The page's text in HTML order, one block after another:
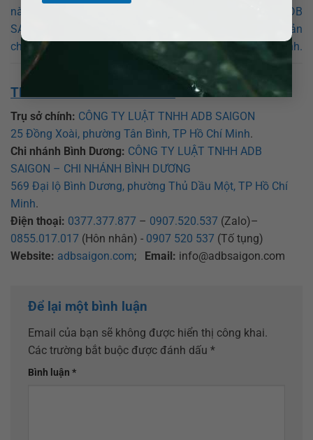
nào khi ly hôn? Luật sư ADB
SAIGON hỗ trợ chia tài sản
chung tại Huyện Tân Hưng.
nào khi ly hôn? Luật sư ADB
SAIGON hỗ trợ chia tài sản
chung tại Huyện Tân Thạnh.
THÔNG TIN VỀ CHÚNG TÔI:
Trụ sở chính: CÔNG TY LUẬT TNHH ADB SAIGON
25 Đồng Xoài, phường Tân Bình, TP Hồ Chí Minh.
Chi nhánh Bình Dương: CÔNG TY LUẬT TNHH ADB
SAIGON – CHI NHÁNH BÌNH DƯƠNG
569 Đại lộ Bình Dương, phường Thủ Dầu Một, TP Hồ Chí
Minh.
Điện thoại: 0377.377.877 – 0907.520.537 (Zalo)–
0855.017.017 (Hôn nhân) - 0907 520 537 (Tố tụng)
Website: adbsaigon.com; Email: info@adbsaigon.com
Để lại một bình luận
Email của bạn sẽ không được hiển thị công khai.
Các trường bắt buộc được đánh dấu *
Bình luận *